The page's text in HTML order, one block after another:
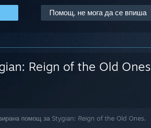
Помощ, не мога да се впиша
Reign of the Old Ones
помощ за Stygian: Reign of the Old Ones.